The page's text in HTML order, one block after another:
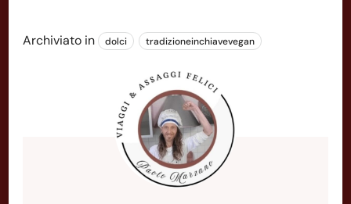
Archiviato in dolci tradizioneinchiavevegan